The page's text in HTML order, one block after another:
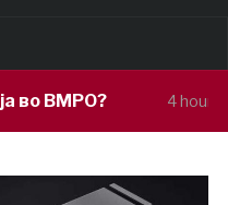
4 hours ago Под